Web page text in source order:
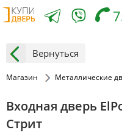
Вернуться
Магазин Металлические
Входная дверь
Стрит